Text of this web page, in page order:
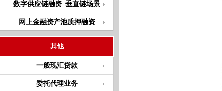
数字供应链融资_垂直链场景
网上金融资产池质押融资
其他
一般现汇贷款
委托代理业务